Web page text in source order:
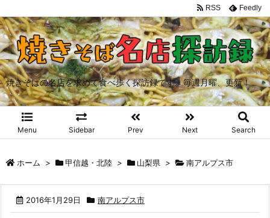
焼きそばの名店を求めて食べ歩く探訪録です。毎週月曜、更新！
Menu Sidebar Prev Next Search
RSS Feedly
ホーム > 甲信越・北陸 > 山梨県 > 南アルプス市
2016年1月29日 南アルプス市